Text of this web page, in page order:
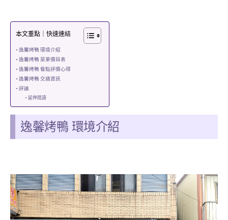
本文重點｜快速連結
逸馨烤鴨 環境介紹
逸馨烤鴨 菜單價目表
逸馨烤鴨 餐點評價心得
逸馨烤鴨 交通資訊
評論
延伸閱讀
逸馨烤鴨 環境介紹